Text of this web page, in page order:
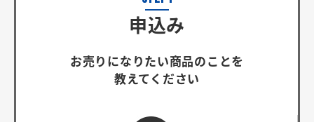
申込み
お売りになりたい商品のことを
教えてください